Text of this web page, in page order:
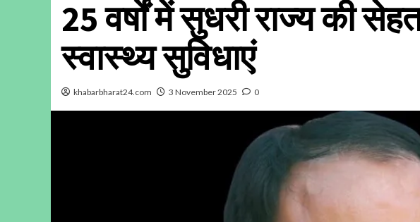
25 वर्षों में सुधरी राज्य की
स्वास्थ्य सुविधाएं
khabarbharat24.com 3 November 2025 0